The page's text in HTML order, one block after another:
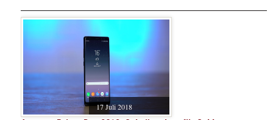
17 Juli 2018